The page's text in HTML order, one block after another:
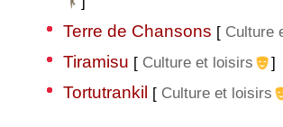
Terre de Chansons [ Culture
Tiramisu [ Culture et loisirs ]
Tortutrankil [ Culture et loisirs